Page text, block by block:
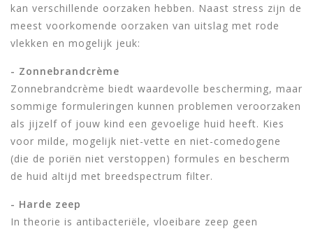
kan verschillende oorzaken hebben. Naast stress zijn de
meest voorkomende oorzaken van uitslag met rode
vlekken en mogelijk jeuk:
- Zonnebrandcrème
Zonnebrandcrème biedt waardevolle bescherming, maar
sommige formuleringen kunnen problemen veroorzaken
als jijzelf of jouw kind een gevoelige huid heeft. Kies
voor milde, mogelijk niet-vette en niet-comedogene
(die de poriën niet verstoppen) formules en bescherm
de huid altijd met breedspectrum filter.
- Harde zeep
In theorie is antibacteriële, vloeibare zeep geen